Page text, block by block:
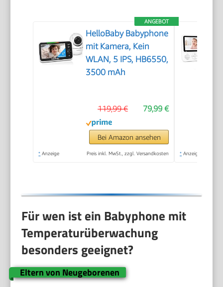
ANGEBOT
HelloBaby Babyphone
mit Kamera, Kein
WLAN, 5 IPS, HB6550,
3500 mAh
79,99 €
119,99 €
Bei Amazon ansehen
* Anzeige Preis inkl. MwSt., zzgl. Versandkosten * Anzeige
Für wen ist ein Babyphone mit
Temperaturüberwachung
besonders geeignet?
Eltern von Neugeborenen